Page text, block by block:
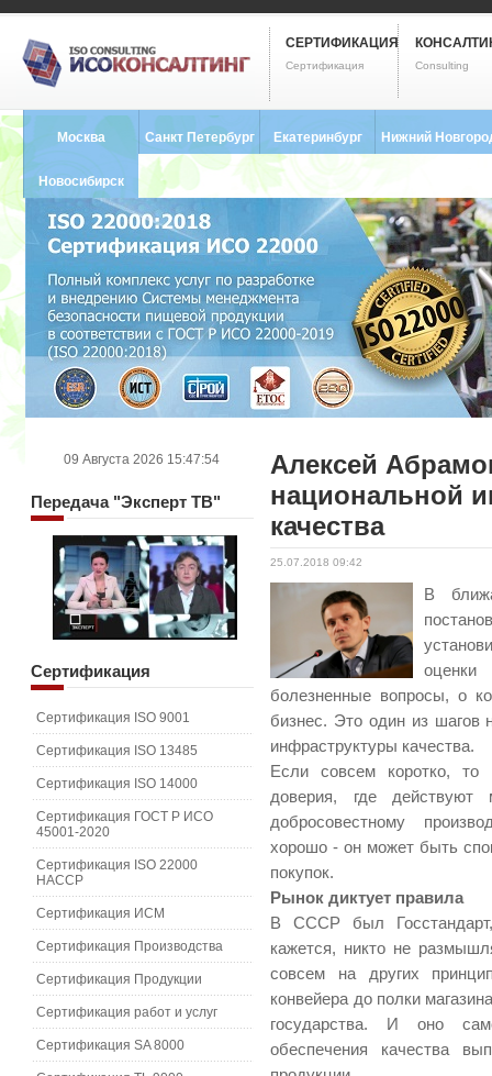
СЕРТИФИКАЦИЯ
Сертификация Consulting
Москва Санкт Петербург
8 (812) 748-2493
Екатеринбург
8 (343) 237-2593
Нижний
Новосибирск
8 (383) 227-8449
Алексей
национальной
качества
25.07.2018 09:42
В
оценки
болезненные вопросы, о
бизнес. Это один из шагов
инфраструктуры качества.
Если совсем коротко, то
доверия, где
добросовестному
хорошо - он может быть
покупок.
Рынок диктует правила
В СССР был
кажется, никто не
совсем на других
конвейера до полки
государства. И оно
обеспечения качества
09 Августа 2026 15:47:54
Передача"Эксперт ТВ"
Сертификация
Сертификация ISO 9001
Сертификация ISO 13485
Сертификация ISO 14000
Сертификация ГОСТ Р ИСО
45001-2020
Сертификация ISO 22000
HACCP
Сертификация ИСМ
Сертификация Производства
Сертификация Продукции
Сертификация работ и услуг
Сертификация SA 8000